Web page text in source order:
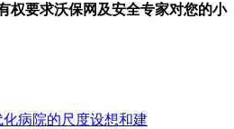
权要求沃保网及安全专家对您的小
病院的尺度设想和建